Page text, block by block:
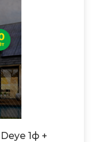
1ф +